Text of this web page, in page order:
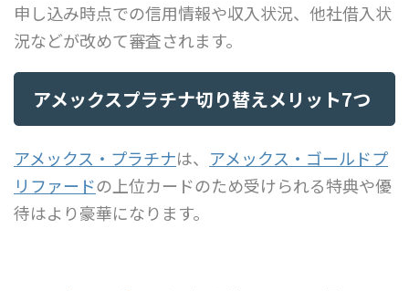
申し込み時点での信用情報や収入状況、他社借入状
況などが改めて審査されます。
アメックスプラチナ切り替えメリット7つ
アメックス・プラチナは、 アメックス・ゴールドプ
リファードの上位カードのため受けられる特典や優
待はより豪華になります。